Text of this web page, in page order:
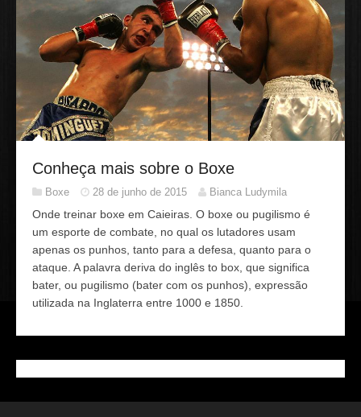
Conheça mais sobre o Boxe
Boxe 28 de junho de 2015 Bianca Ludymila
Onde treinar boxe em Caieiras. O boxe ou pugilismo é
um esporte de combate, no qual os lutadores usam
apenas os punhos, tanto para a defesa, quanto para o
ataque. A palavra deriva do inglês to box, que significa
bater, ou pugilismo (bater com os punhos), expressão
utilizada na Inglaterra entre 1000 e 1850.